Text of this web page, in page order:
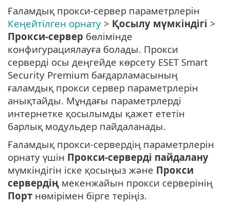
Ғаламдық прокси-сервер параметрлерін
Кеңейтілген орнату > Қосылу мүмкіндігі >
Прокси-сервер бөлімінде
конфигурациялауға болады. Прокси
серверді осы деңгейде көрсету ESET Smart
Security Premium бағдарламасының
ғаламдық прокси сервер параметрлерін
анықтайды. Мұндағы параметрлерді
интернетке қосылымды қажет ететін
барлық модульдер пайдаланады.
Ғаламдық прокси-сервердің параметрлерін
орнату үшін Прокси-серверді пайдалану
мүмкіндігін іске қосыңыз және Прокси
сервердің мекенжайын прокси серверінің
Порт нөмірімен бірге теріңіз.